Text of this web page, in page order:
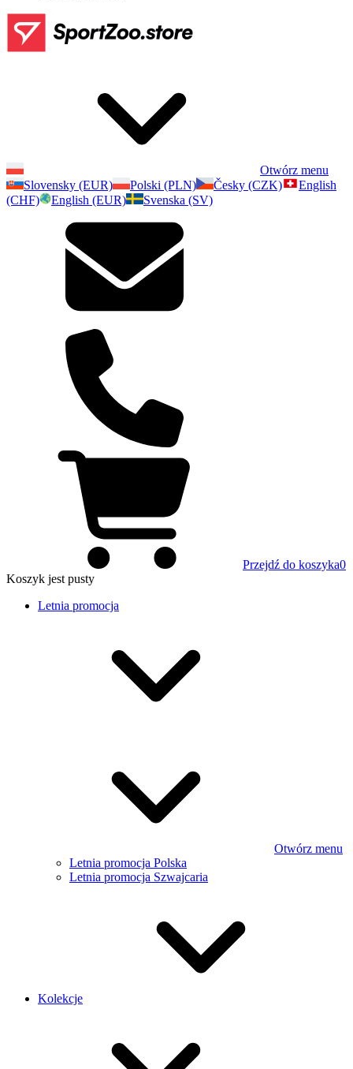
Otwórz menu
Slovensky (EUR)
Polski (PLN) Česky (CZK)
English
(CHF)
English (EUR) Svenska (SV)
Przejdź do koszyka0
Koszyk jest pusty
Letnia promocja
Otwórz menu
Letnia promocja Polska
Letnia promocja Szwajcaria
Kolekcje